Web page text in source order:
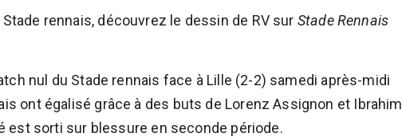
rennais, découvrez le dessin de RV sur Stade Rennais
nul du Stade rennais face à Lille (2-2) samedi après-midi
ont égalisé grâce à des buts de Lorenz Assignon et Ibrahim
est sorti sur blessure en seconde période.